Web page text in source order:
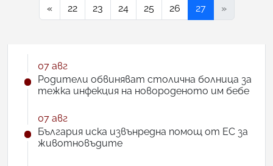
« 22 23 24 25 26 27 »
07 авг
Родители обвиняват столична болница за
тежка инфекция на новороденото им бебе
07 авг
България иска извънредна помощ от ЕС за
животновъдите